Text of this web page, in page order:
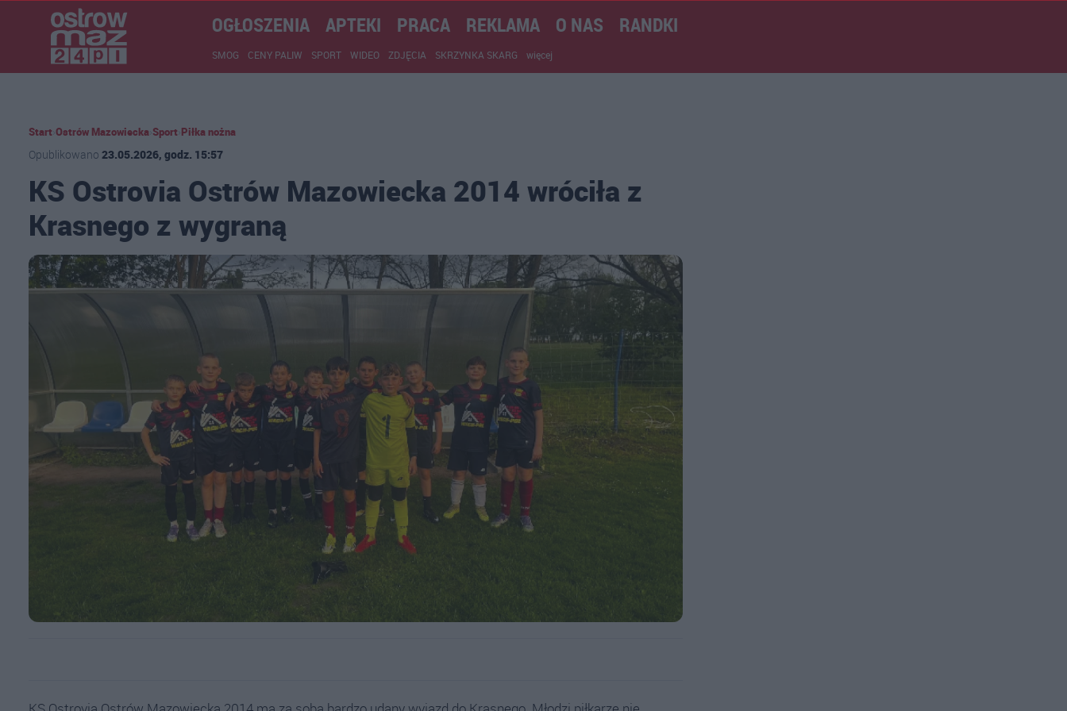
OGŁOSZENIA APTEKI PRACA REKLAMA O NAS RANDKI
SMOG CENY PALIW SPORT WIDEO ZDJĘCIA SKRZYNKA SKARG więcej
Start Ostrów Mazowiecka Sport Piłka nożna
Opublikowano 23.05.2026, godz. 15:57
KS Ostrovia Ostrów Mazowiecka 2014 wróciła z
Krasnego z wygraną